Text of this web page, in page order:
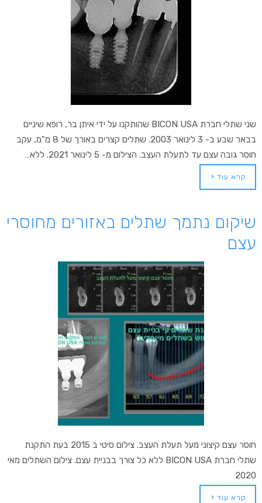
שני שתלי חברת BICON USA שהותקנו על ידי איתן בר, רופא שיניים
בבאר שבע ב- 3 לינואר 2003. שתלים קצרים באורך של 8 מ"מ, עקב
חוסר גובה עצם עד לתעלת העצב. הצילום מ- 5 לינואר 2021. ללא…
קרא עוד
שיקום נתמך שתלים באזורים מחוסרי
עצם
חוסר עצם קיצוני מעל תעלת העצב. צילום סיטי ב 2015 בעת התקנת
שתלי חברת BICON USA ללא כל צורך בבניית עצם. צילום השתלים מאי
2020
קרא עוד